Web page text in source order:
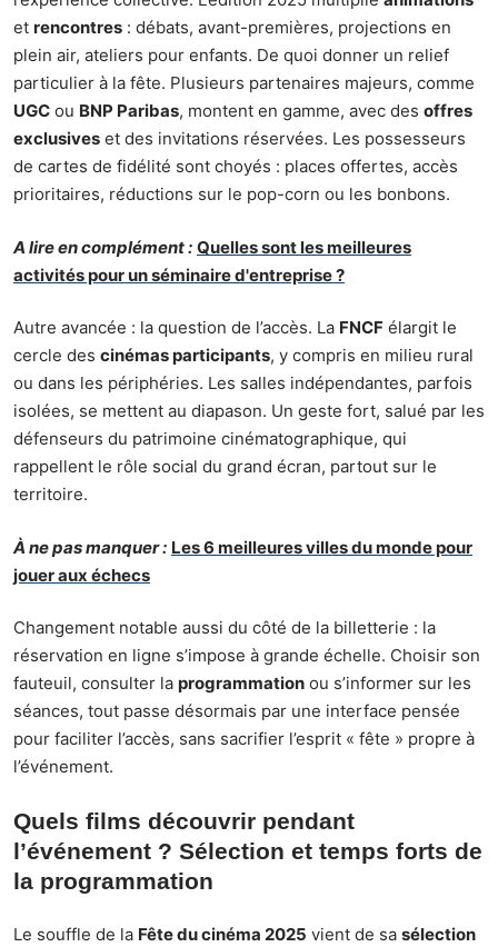
et rencontres : débats, avant-premières, projections en
plein air, ateliers pour enfants. De quoi donner un relief
particulier à la fête. Plusieurs partenaires majeurs, comme
UGC ou BNP Paribas, montent en gamme, avec des offres
exclusives et des invitations réservées. Les possesseurs
de cartes de fidélité sont choyés : places offertes, accès
prioritaires, réductions sur le pop-corn ou les bonbons.
A lire en complément : Quelles sont les meilleures
activités pour un séminaire d'entreprise ?
Autre avancée : la question de l’accès. La FNCF élargit le
cercle des cinémas participants, y compris en milieu rural
ou dans les périphéries. Les salles indépendantes, parfois
isolées, se mettent au diapason. Un geste fort, salué par les
défenseurs du patrimoine cinématographique, qui
rappellent le rôle social du grand écran, partout sur le
territoire.
À ne pas manquer : Les 6 meilleures villes du monde pour
jouer aux échecs
Changement notable aussi du côté de la billetterie : la
réservation en ligne s’impose à grande échelle. Choisir son
fauteuil, consulter la programmation ou s’informer sur les
séances, tout passe désormais par une interface pensée
pour faciliter l’accès, sans sacrifier l’esprit « fête » propre à
l’événement.
Quels films découvrir pendant
l’événement ? Sélection et temps forts de
la programmation
Le souffle de la Fête du cinéma 2025 vient de sa sélection